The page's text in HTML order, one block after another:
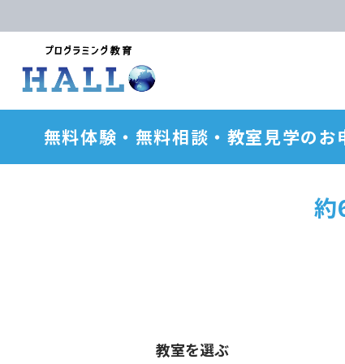
無料体験・無料相談・教室見学のお
約
教室を選ぶ